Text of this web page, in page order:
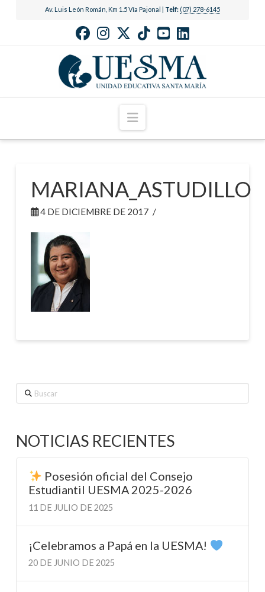
Av. Luis León Román, Km 1.5 Vía Pajonal | Telf: (07) 278-6145
Navigation
MARIANA_ASTUDILLO
4 DE DICIEMBRE DE 2017
Buscar
NOTICIAS RECIENTES
Posesión oficial del Consejo
Estudiantil UESMA 2025-2026
11 DE JULIO DE 2025
¡Celebramos a Papá en la UESMA!
20 DE JUNIO DE 2025